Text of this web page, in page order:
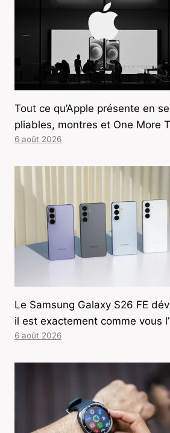
Tout ce qu’Apple présente en
pliables, montres et One More
6 août 2026
Le Samsung Galaxy S26 FE
il est exactement comme vous
6 août 2026